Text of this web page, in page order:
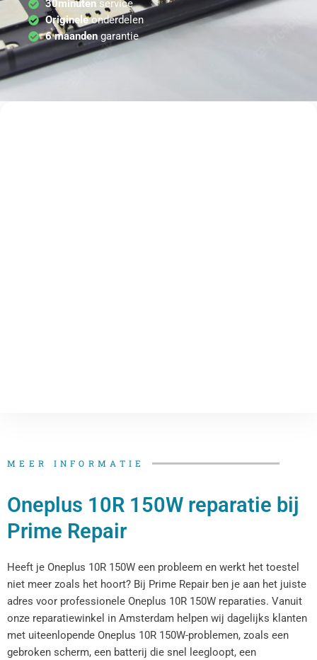
30minutenservice
Origineleonderdelen
6 maandengarantie
MEER INFORMATIE
Oneplus 10R 150W reparatie bij
Prime Repair
Heeft je Oneplus 10R 150W een probleem en werkt het toestel
niet meer zoals het hoort? Bij Prime Repair ben je aan het juiste
adres voor professionele Oneplus 10R 150W reparaties. Vanuit
onze reparatiewinkel in Amsterdam helpen wij dagelijks klanten
met uiteenlopende Oneplus 10R 150W-problemen, zoals een
gebroken scherm, een batterij die snel leegloopt, een